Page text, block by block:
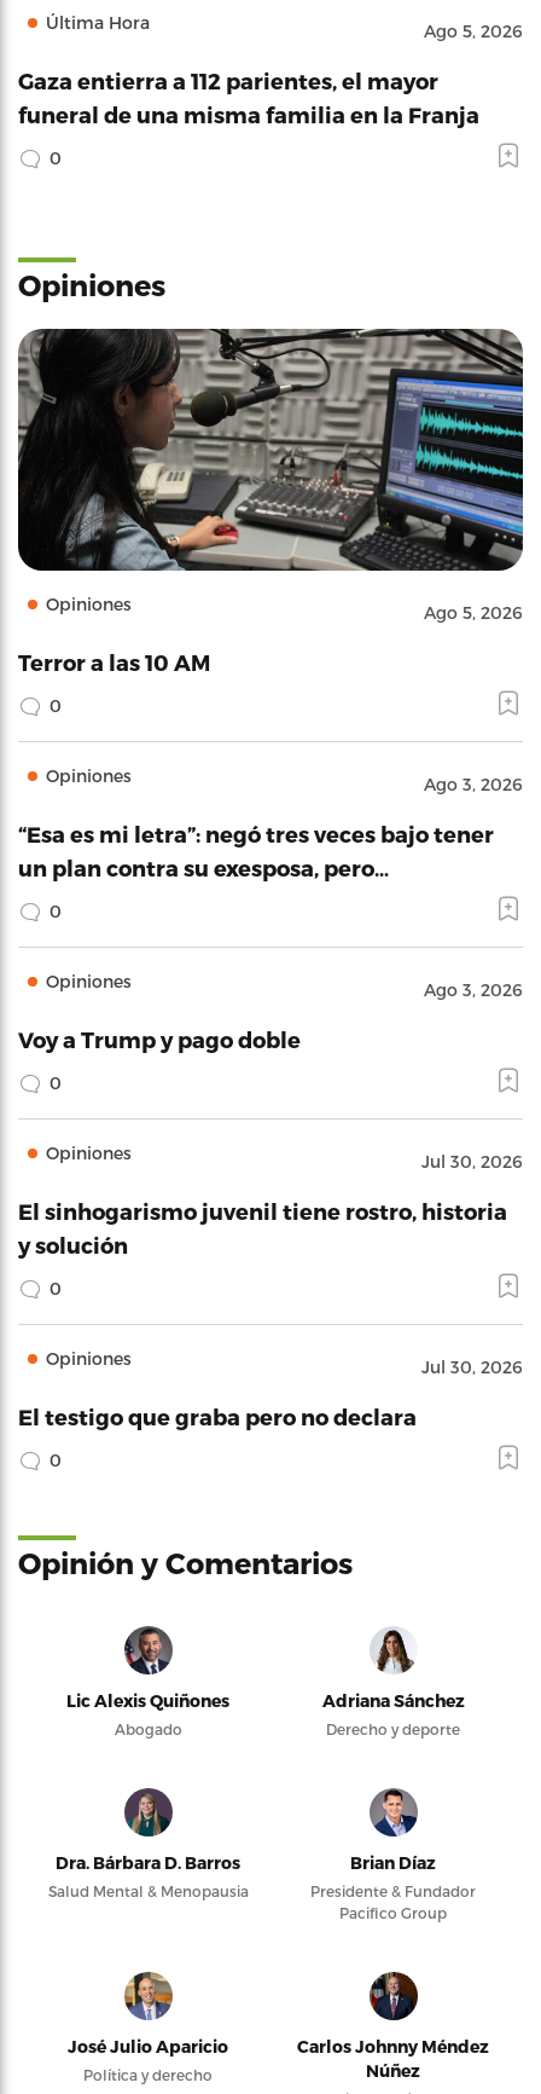
Última Hora Ago 5, 2026
Gaza entierra a 112 parientes, el mayor
funeral de una misma familia en la Franja
0
Opiniones
Opiniones Ago 5, 2026
Terror a las 10 AM
0
Opiniones Ago 3, 2026
“Esa es mi letra”: negó tres veces bajo tener
un plan contra su exesposa, pero…
0
Opiniones Ago 3, 2026
Voy a Trump y pago doble
0
Opiniones Jul 30, 2026
El sinhogarismo juvenil tiene rostro, historia
y solución
0
Opiniones Jul 30, 2026
El testigo que graba pero no declara
0
Opinión y Comentarios
Lic Alexis Quiñones
Abogado
Adriana Sánchez
Derecho y deporte
Dra. Bárbara D. Barros
Salud Mental & Menopausia
Brian Díaz
Presidente & Fundador
Pacifico Group
José Julio Aparicio
Política y derecho
Carlos Johnny Méndez
Núñez